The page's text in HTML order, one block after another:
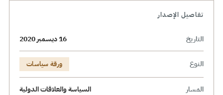
تفاصيل الإصدار
التاريخ 16 ديسمبر 2020
النوع ورقة سياسات
المسار السياسة والعلاقات الدولية